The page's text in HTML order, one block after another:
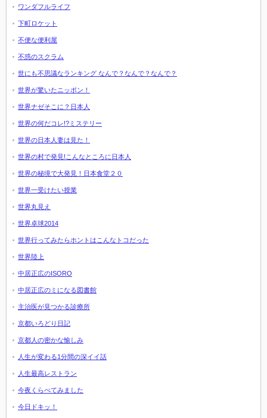
ワンダフルライフ
下町ロケット
不便な便利屋
不惑のスクラム
世にも不思議なランキング なんで？なんで？なんで？
世界が驚いたニッポン！
世界ナゼそこに？日本人
世界の何だコレ!?ミステリー
世界の日本人妻は見た！
世界の村で発見!こんなところに日本人
世界の秘境で大発見！日本食堂２０
世界一受けたい授業
世界丸見え
世界卓球2014
世界行ってみたらホントはこんなトコだった
世界陸上
中居正広のISORO
中居正広のミになる図書館
主治医が見つかる診療所
京都いろどり日記
京都人の密かな愉しみ
人生が変わる1分間の深イイ話
人生最高レストラン
今夜くらべてみました
今日ドキッ！